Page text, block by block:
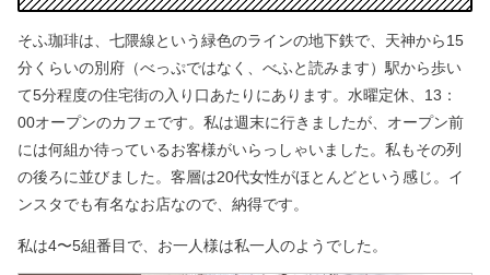
そふ珈琲は、七隈線という緑色のラインの地下鉄で、天神から15
分くらいの別府（べっぷではなく、べふと読みます）駅から歩い
て5分程度の住宅街の入り口あたりにあります。水曜定休、13：
00オープンのカフェです。 私は週末に行きましたが、オープン前
には何組か待っているお客様がいらっしゃいました。私もその列
の後ろに並びました。客層は20代女性がほとんどという感じ。イ
ンスタでも有名なお店なので、納得です。
私は4〜5組番目で、お一人様は私一人のようでした。